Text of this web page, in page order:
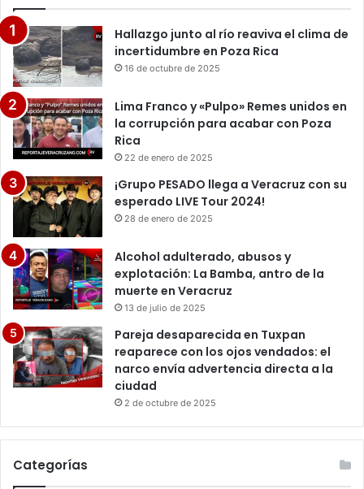
Hallazgo junto al río reaviva el clima de
incertidumbre en Poza Rica
16 de octubre de 2025
Lima Franco y «Pulpo» Remes unidos en
la corrupción para acabar con Poza
Rica
22 de enero de 2025
¡Grupo PESADO llega a Veracruz con su
esperado LIVE Tour 2024!
28 de enero de 2025
Alcohol adulterado, abusos y
explotación: La Bamba, antro de la
muerte en Veracruz
13 de julio de 2025
Pareja desaparecida en Tuxpan
reaparece con los ojos vendados: el
narco envía advertencia directa a la
ciudad
2 de octubre de 2025
Categorías